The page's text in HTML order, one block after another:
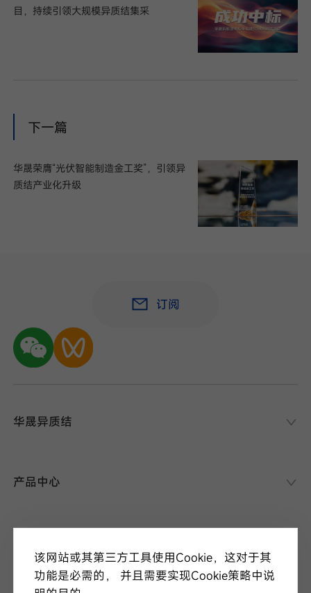
目，持续引领大规模异质结集采
下一篇
华晟荣膺“光伏智能制造金工奖”，引领异
质结产业化升级
订阅
华晟异质结
产品中心
异质结组件
项目案例
走进华晟
研发实力
该网站或其第三方工具使用Cookie，这对于其
功能是必需的， 并且需要实现Cookie策略中说